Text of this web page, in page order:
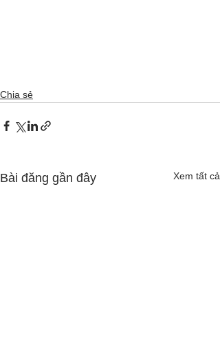
Chia sẻ
Bài đăng gần đây Xem tất cả